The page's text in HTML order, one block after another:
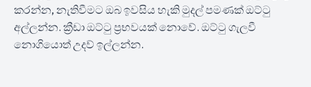
කරන්න, නැතිවීමට ඔබ ඉවසිය හැකි මුදල් පමණක් ඔට්ටු
අල්ලන්න. ක්‍රීඩා ඔට්ටු ප්‍රභවයක් නොවේ. ඔට්ටු ගැලවී
නොගියොත් උදව් ඉල්ලන්න.